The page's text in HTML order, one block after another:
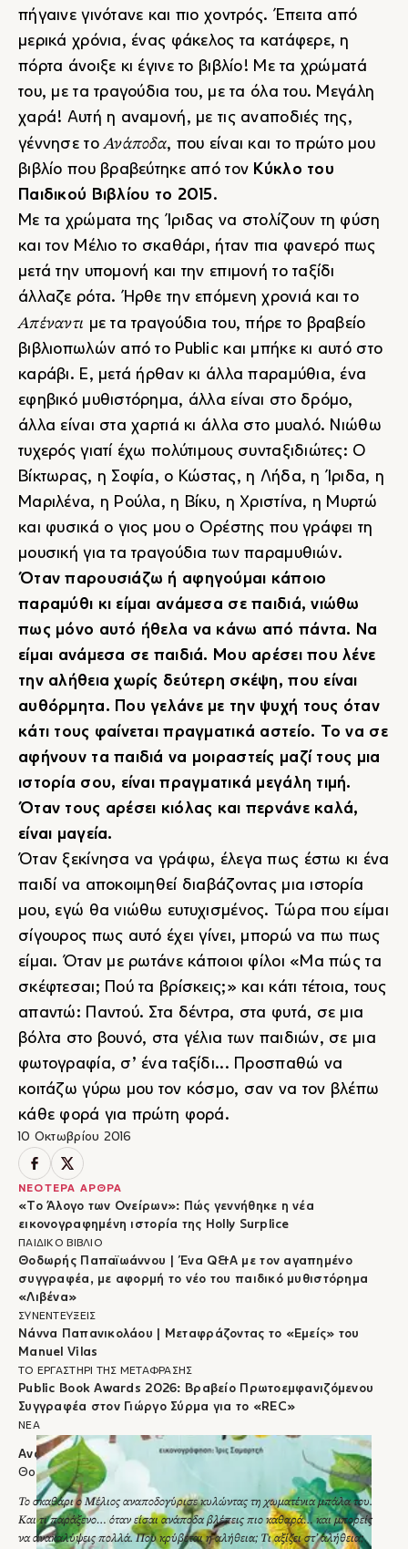
10 Οκτωβρίου 2016
ΝΕΟΤΕΡΑ ΑΡΘΡΑ
«Το Άλογο των Ονείρων»: Πώς γεννήθηκε η νέα
εικονογραφημένη ιστορία της Holly Surplice
ΠΑΙΔΙΚΟ ΒΙΒΛΙΟ
Θοδωρής Παπαϊωάννου | Ένα Q&A με τον αγαπημένο
συγγραφέα, με αφορμή το νέο του παιδικό μυθιστόρημα
«Λιβένα»
ΣΥΝΕΝΤΕΥΞΕΙΣ
Νάννα Παπανικολάου | Μεταφράζοντας το «Εμείς» του
Manuel Vilas
ΤΟ ΕΡΓΑΣΤΗΡΙ ΤΗΣ ΜΕΤΑΦΡΑΣΗΣ
Public Book Awards 2026: Βραβείο Πρωτοεμφανιζόμενου
Συγγραφέα στον Γιώργο Σύρμα για το «REC»
ΝΕΑ
πήγαινε γινότανε και πιο χοντρός. Έπειτα από
μερικά χρόνια, ένας φάκελος τα κατάφερε, η
πόρτα άνοιξε κι έγινε το βιβλίο! Με τα χρώματά
του, με τα τραγούδια του, με τα όλα του. Μεγάλη
χαρά! Αυτή η αναμονή, με τις αναποδιές της,
γέννησε τοΑνάποδα, που είναι και το πρώτο μου
βιβλίο που βραβεύτηκε από τον Κύκλο του
Παιδικού Βιβλίου το 2015.
Με τα χρώματα της Ίριδας να στολίζουν τη φύση
και τον Μέλιο το σκαθάρι, ήταν πια φανερό πως
μετά την υπομονή και την επιμονή το ταξίδι
άλλαζε ρότα. Ήρθε την επόμενη χρονιά και το
Απέναντι με τα τραγούδια του, πήρε το βραβείο
βιβλιοπωλών από το Public και μπήκε κι αυτό στο
καράβι. Ε, μετά ήρθαν κι άλλα παραμύθια, ένα
εφηβικό μυθιστόρημα, άλλα είναι στο δρόμο,
άλλα είναι στα χαρτιά κι άλλα στο μυαλό. Νιώθω
τυχερός γιατί έχω πολύτιμους συνταξιδιώτες: Ο
Βίκτωρας, η Σοφία, ο Κώστας, η Λήδα, η Ίριδα, η
Μαριλένα, η Ρούλα, η Βίκυ, η Χριστίνα, η Μυρτώ
και φυσικά ο γιος μου ο Ορέστης που γράφει τη
μουσική για τα τραγούδια των παραμυθιών.
Όταν παρουσιάζω ή αφηγούμαι κάποιο
παραμύθι κι είμαι ανάμεσα σε παιδιά, νιώθω
πως μόνο αυτό ήθελα να κάνω από πάντα. Να
είμαι ανάμεσα σε παιδιά. Μου αρέσει που λένε
την αλήθεια χωρίς δεύτερη σκέψη, που είναι
αυθόρμητα. Που γελάνε με την ψυχή τους όταν
κάτι τους φαίνεται πραγματικά αστείο. Το να σε
αφήνουν τα παιδιά να μοιραστείς μαζί τους μια
ιστορία σου, είναι πραγματικά μεγάλη τιμή.
Όταν τους αρέσει κιόλας και περνάνε καλά,
είναι μαγεία.
Όταν ξεκίνησα να γράφω, έλεγα πως έστω κι ένα
παιδί να αποκοιμηθεί διαβάζοντας μια ιστορία
μου, εγώ θα νιώθω ευτυχισμένος. Τώρα που είμαι
σίγουρος πως αυτό έχει γίνει, μπορώ να πω πως
είμαι. Όταν με ρωτάνε κάποιοι φίλοι «Μα πώς τα
σκέφτεσαι; Πού τα βρίσκεις;» και κάτι τέτοια, τους
απαντώ: Παντού. Στα δέντρα, στα φυτά, σε μια
βόλτα στο βουνό, στα γέλια των παιδιών, σε μια
φωτογραφία, σ’ ένα ταξίδι... Προσπαθώ να
κοιτάζω γύρω μου τον κόσμο, σαν να τον βλέπω
κάθε φορά για πρώτη φορά.
Ανάποδα
Θοδωρής Παπαϊωάννου
Το σκαθάρι ο Μέλιος αναποδογύρισε κυλώντας τη χωματένια μπάλα του.
Και τι παράξενο… όταν είσαι ανάποδα βλέπεις πιο καθαρά… και μπορείς
να ανακαλύψεις πολλά. Που κρύβεται η αλήθεια; Τι αξίζει στ’ αλήθεια;